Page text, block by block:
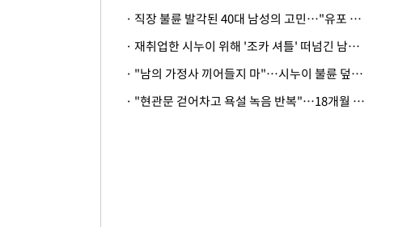
· 직장 불륜 발각된 40대 남성의 고민…"유포 동료 명예훼손·협박죄 고소 가능할까"
· 재취업한 시누이 위해 '조카 셔틀' 떠넘긴 남편…아내 "난 못한다"
· "남의 가정사 끼어들지 마"…시누이 불륜 덮으려는 남편에 억울한 아내
· "현관문 걷어차고 욕설 녹음 반복"…18개월 아기 키우는 집 뒤흔든 '앞집의 비극'